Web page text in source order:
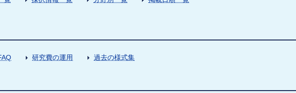
研究費の運用 過去の様式集